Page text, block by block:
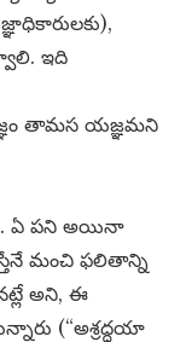
ఇది
తామస యజ్ఞమని
ఏ పని అయినా
మంచి ఫలితాన్ని
అని, ఈ
(“అశ్రద్ధయా